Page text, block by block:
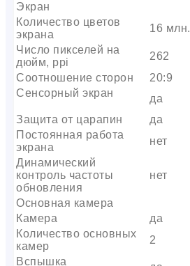
Экран
Количество цветов
экрана
16 млн.
Число пикселей на
дюйм, ppi
262
Соотношение сторон
20:9
Сенсорный экран
да
Защита от царапин
да
Постоянная работа
экрана
нет
Динамический
контроль частоты
обновления
нет
Основная камера
Камера
да
Количество основных
камер
2
Вспышка